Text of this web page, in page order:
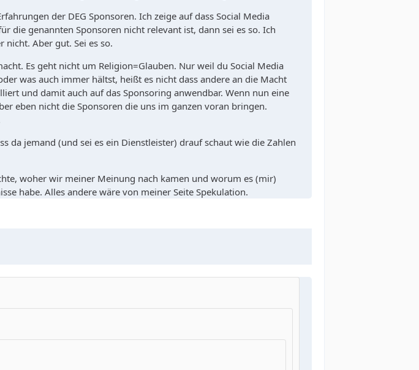
der DEG Sponsoren. Ich zeige auf dass Social Media
die genannten Sponsoren nicht relevant ist, dann sei es so. Ich
nicht. Aber gut. Sei es so.
Es geht nicht um Religion=Glauben. Nur weil du Social Media
was auch immer hältst, heißt es nicht dass andere an die Macht
und damit auch auf das Sponsoring anwendbar. Wenn nun eine
eben nicht die Sponsoren die uns im ganzen voran bringen.
da jemand (und sei es ein Dienstleister) drauf schaut wie die Zahlen
woher wir meiner Meinung nach kamen und worum es (mir)
habe. Alles andere wäre von meiner Seite Spekulation.